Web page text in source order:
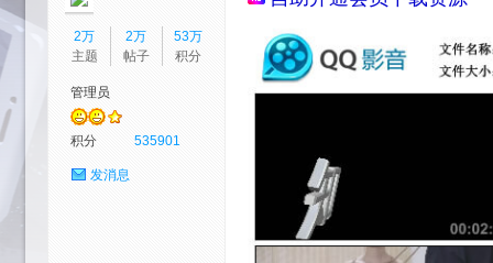
2万
主题
2万
帖子
53万
积分
管理员
积分 535901
发消息